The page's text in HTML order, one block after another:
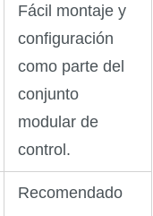
Fácil montaje y
configuración
como parte del
conjunto
modular de
control.
Recomendado